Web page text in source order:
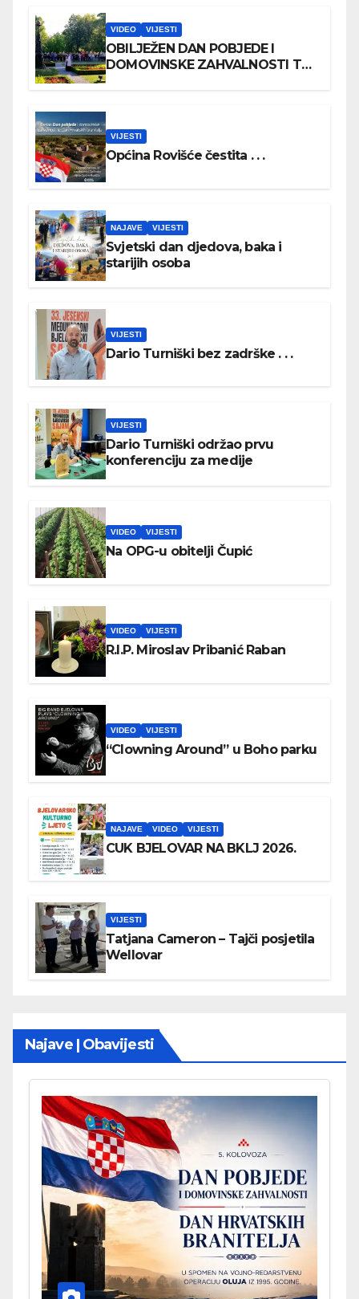
VIDEO VIJESTI
OBILJEŽEN DAN POBJEDE I
DOMOVINSKE ZAHVALNOSTI TE
VIJESTI
Općina Rovišće čestita . . .
NAJAVE VIJESTI
Svjetski dan djedova, baka i
starijih osoba
VIJESTI
Dario Turniški bez zadrške . . .
VIJESTI
Dario Turniški održao prvu
konferenciju za medije
VIDEO VIJESTI
Na OPG-u obitelji Čupić
VIDEO VIJESTI
R.I.P. Miroslav Pribanić Raban
VIDEO VIJESTI
“Clowning Around” u Boho parku
NAJAVE VIDEO VIJESTI
CUK BJELOVAR NA BKLJ 2026.
VIJESTI
Tatjana Cameron – Tajči posjetila
Wellovar
Najave | Obavijesti